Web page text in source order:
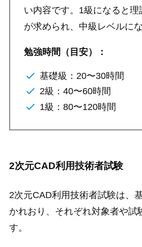
い内容です。1級になると理
が求められ、中級レベルにな
勉強時間（目安）：
基礎級：20〜30時間
2級：40〜60時間
1級：80〜120時間
2次元CAD利用技術者試験
2次元CAD利用技術者試験は、
かれおり、それぞれ対象者や試
す。